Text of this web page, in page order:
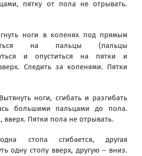
пятку от пола не отрывать.
ноги в коленях под прямым
на пальцы (пальцы
и опуститься на пятки и
Следить за коленями. Пятки
ноги, сгибать и разгибать
большими пальцами до пола.
вверх. Пятки пола не отрывать.
стопа сгибается, другая
одну стопу вверх, другую – вниз.